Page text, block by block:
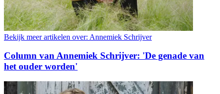
Bekijk meer artikelen over: Annemiek Schrijver
Column van Annemiek Schrijver: 'De genade van
het ouder worden'